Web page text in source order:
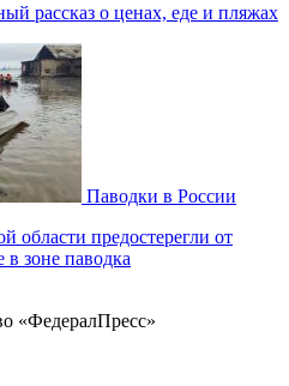
рассказ о ценах, еде и пляжах
Паводки в России
области предостерегли от
в зоне паводка
«ФедералПресс»